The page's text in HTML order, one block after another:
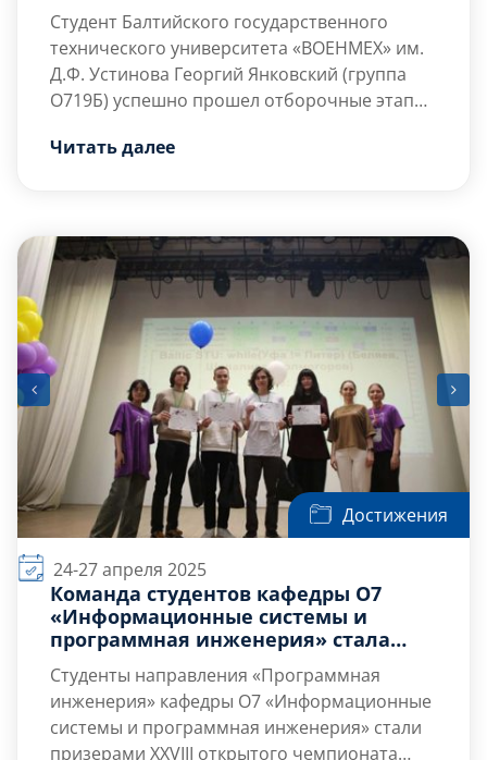
Студент Балтийского государственного
технического университета «ВОЕНМЕХ» им.
Д.Ф. Устинова Георгий Янковский (группа
О719Б) успешно прошел отборочные этапы
2025» и вышел в финал! Итоговые испытания
planet.org) — это практико-
талантливых студентов […]
Читать далее
Достижения
24-27 апреля 2025
Команда студентов кафедры О7
«Информационные системы и
программная инженерия» стала
призером XXVIII открытого
чемпионата Урала по спортивному
программированию
Студенты направления «Программная
инженерия» кафедры О7 «Информационные
системы и программная инженерия» стали
призерами XXVIII открытого чемпионата